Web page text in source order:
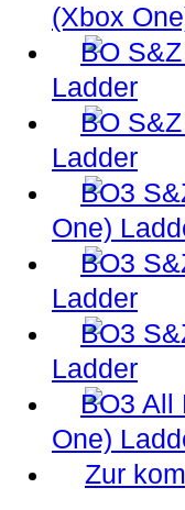
(Xbox
Ladder
Ladder
One)
Ladder
Ladder
One)
Zur